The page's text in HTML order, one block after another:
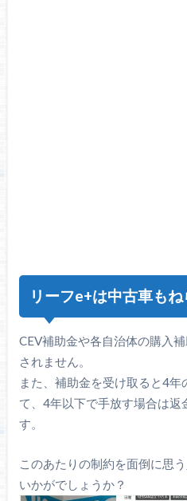
リーフe+は中古車も
CEV補助金や各自治体の購入
されません。
また、補助金を受け取ると4
て、4年以下で手放す場合は返
す。
このあたりの制約を面倒に思
いかがでしょうか？